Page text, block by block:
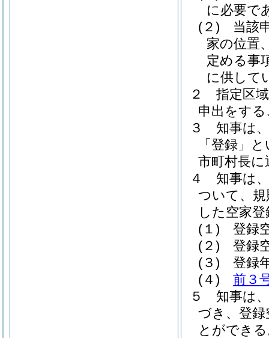
に必要で
(２)
当該
家の位置
定める事
に供して
２
指定区
申出をす
３
知事は、
「登録」
市町村長
４
知事は
ついて、
した空家
(１)
登録
(２)
登録
(３)
登録
(４)
前３
５
知事は
づき、登
とができ